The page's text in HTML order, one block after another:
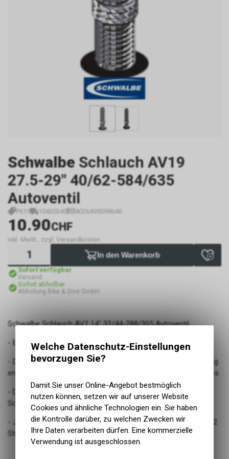
Schwalbe Schlauch AV19
27.5-29" 40/62-584/635
Autoventil
P619 10430340 4026495099646
10.90CHF
inkl. MwSt., zzgl. Versandkosten
In den Warenkorb
Sofort verfügbar
Versand
Sofort abholbar
Abholung Bike & Dive GmbH
Schwalbe Schlauch AV2 14" 32/44-288/305 Autoventil
- Ein Schwalbe-Schlauch hält die Luft deutlich länger.
- Die Qualität der Zutaten und die Reinheit der Gummimischung
entscheidet schon beim Material über die Güte des Schlauches.
- Durch die hohe Elastizität und Güte deckt ein einzelner
Schlauch sehr viele Reifengrössen ab.
- Jeder Schlauch wird im Werk aufgepumpt und unter Druck 32
Stunden gelagert.
Welche Datenschutz-Einstellungen
bevorzugen Sie?
Damit Sie unser Online-Angebot bestmöglich
nutzen können, setzen wir auf unserer Website
Cookies und ähnliche Technologien ein. Sie haben
die Kontrolle darüber, zu welchen Zwecken wir
Ihre Daten verarbeiten dürfen. Eine kommerzielle
Verwendung ist ausgeschlossen.